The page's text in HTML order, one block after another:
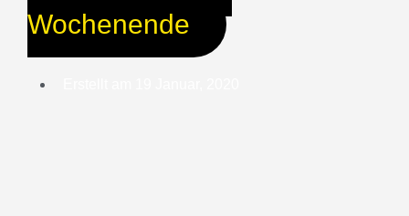
Wochenende